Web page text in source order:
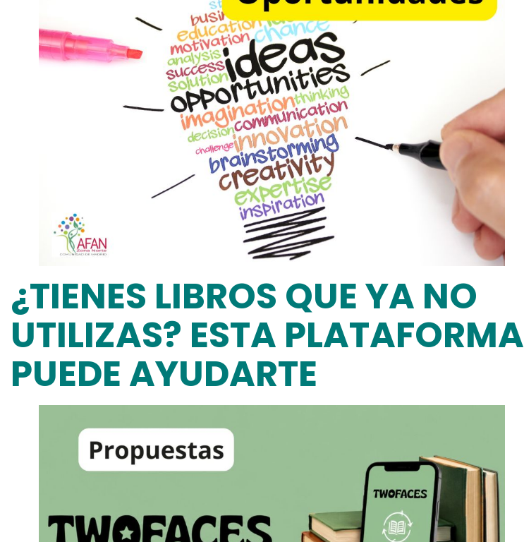
¿TIENES LIBROS QUE YA NO
UTILIZAS? ESTA PLATAFORMA
PUEDE AYUDARTE